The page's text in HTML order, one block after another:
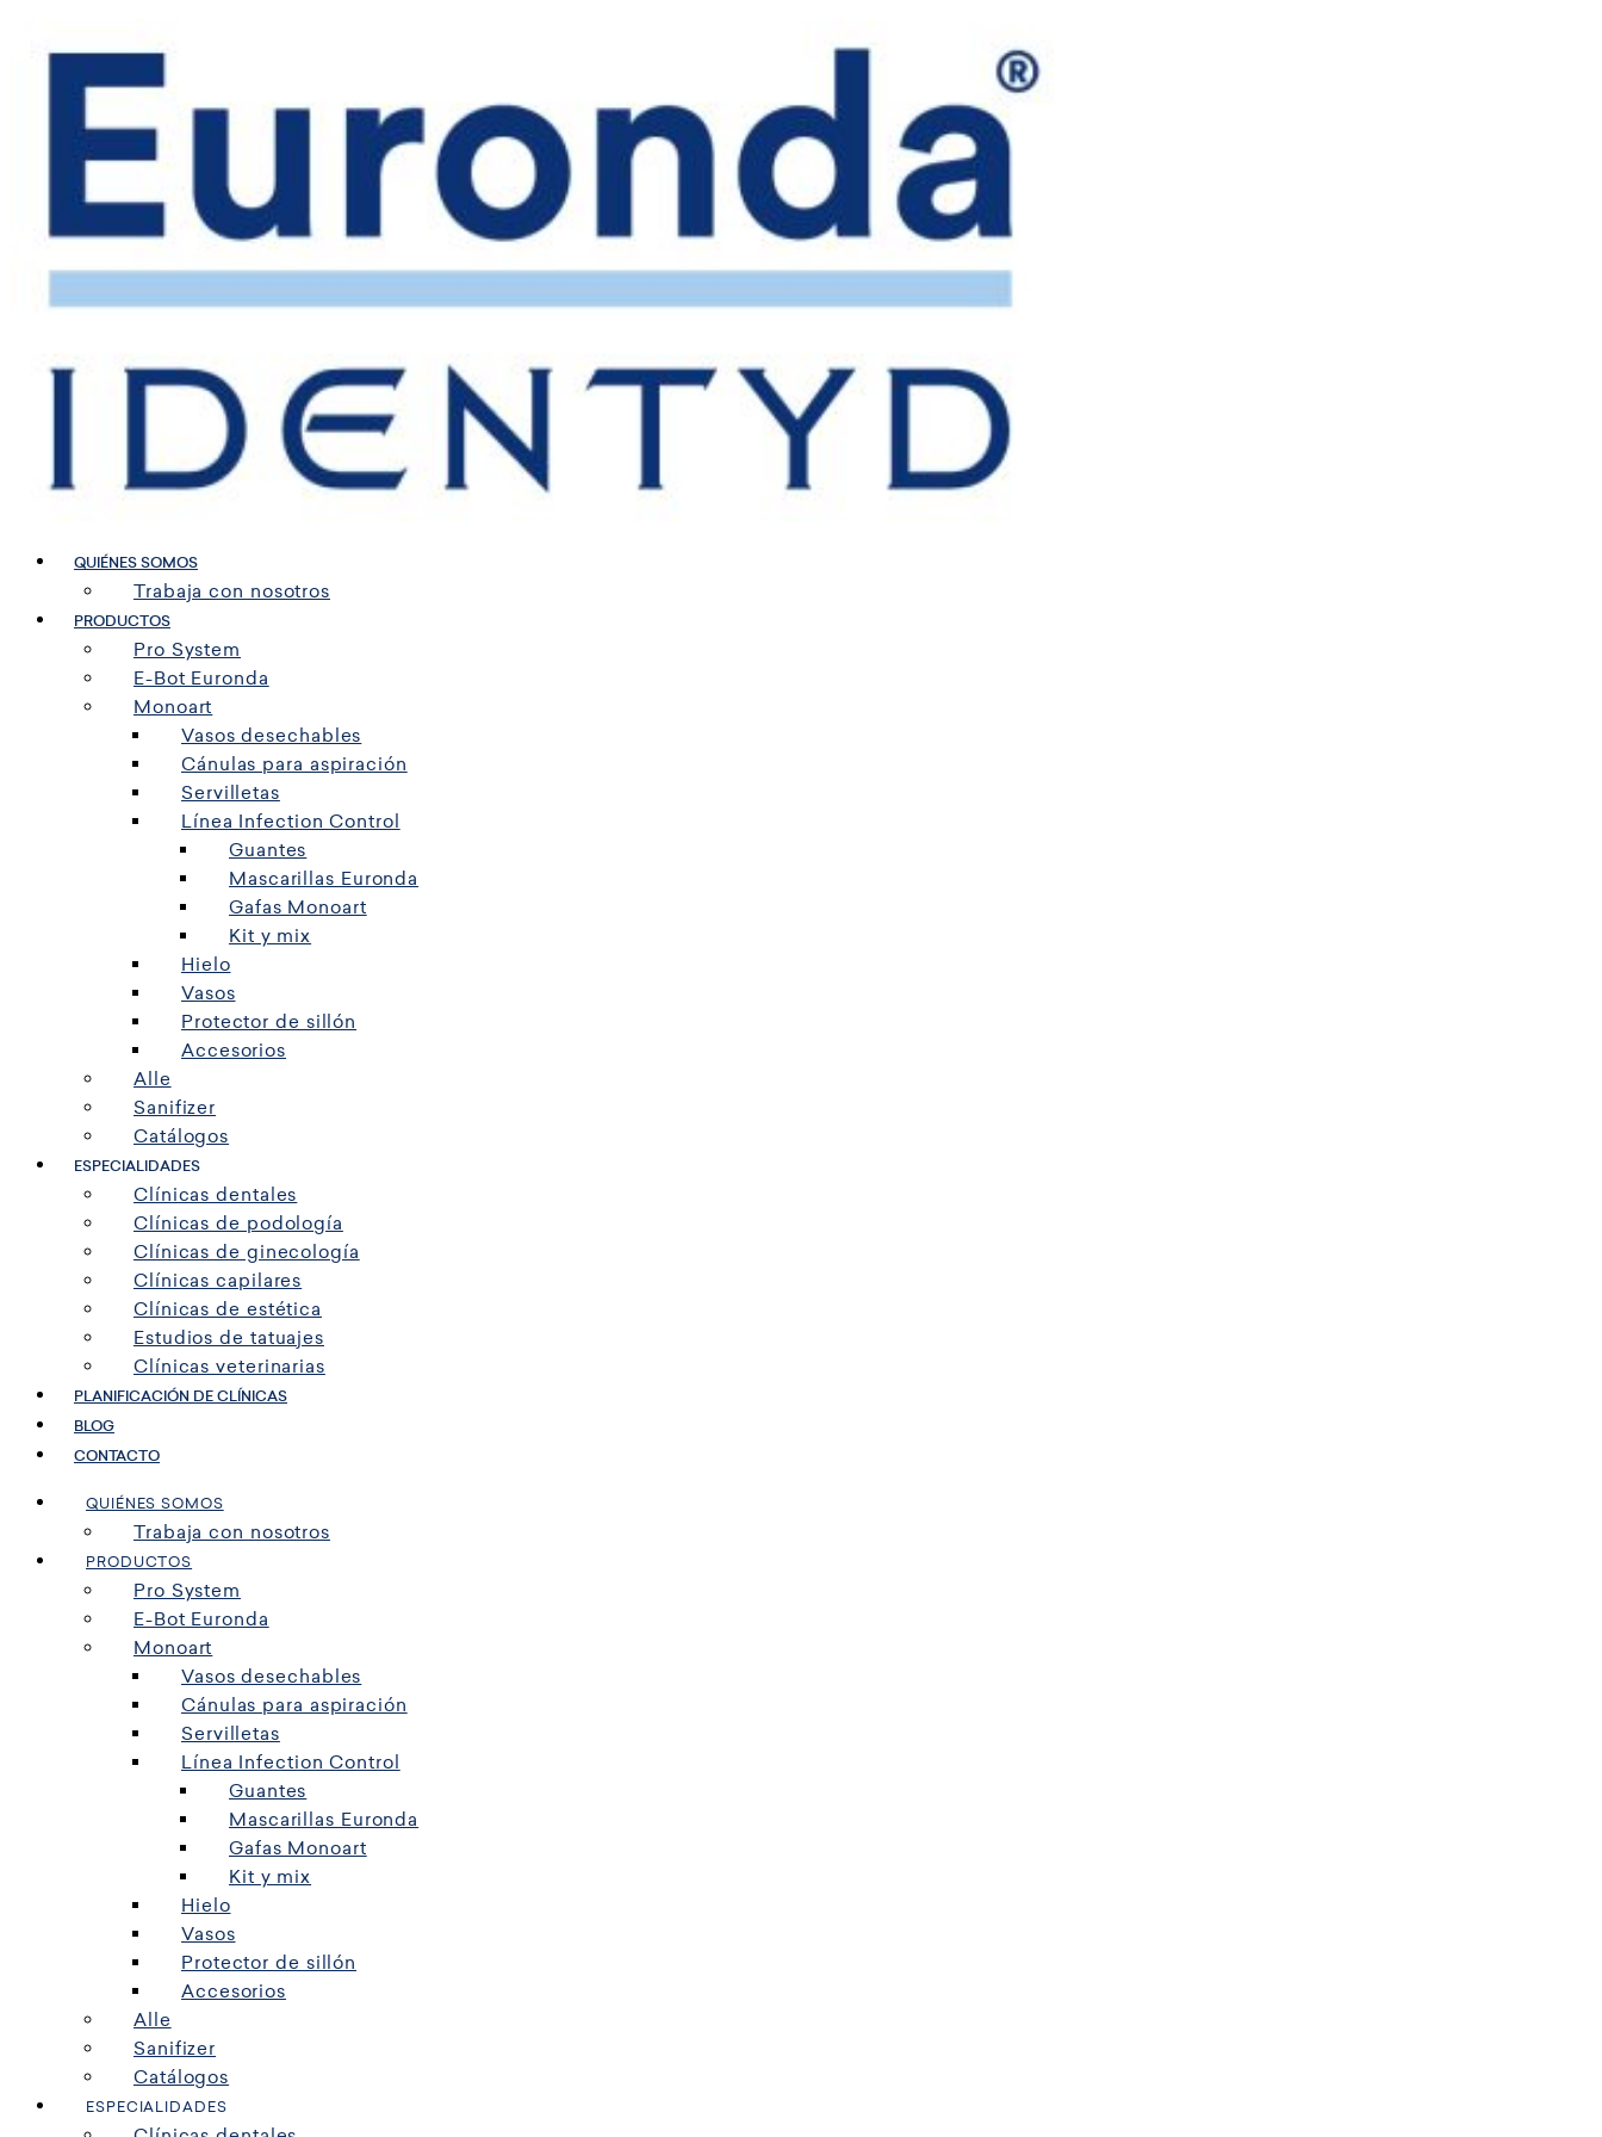
QUIÉNES SOMOS
Trabaja con nosotros
PRODUCTOS
Pro System
E-Bot Euronda
Monoart
Vasos desechables
Cánulas para aspiración
Servilletas
Línea Infection Control
Guantes
Mascarillas Euronda
Gafas Monoart
Kit y mix
Hielo
Vasos
Protector de sillón
Accesorios
Alle
Sanifizer
Catálogos
ESPECIALIDADES
Clínicas dentales
Clínicas de podología
Clínicas de ginecología
Clínicas capilares
Clínicas de estética
Estudios de tatuajes
Clínicas veterinarias
PLANIFICACIÓN DE CLÍNICAS
BLOG
CONTACTO
QUIÉNES SOMOS
Trabaja con nosotros
PRODUCTOS
Pro System
E-Bot Euronda
Monoart
Vasos desechables
Cánulas para aspiración
Servilletas
Línea Infection Control
Guantes
Mascarillas Euronda
Gafas Monoart
Kit y mix
Hielo
Vasos
Protector de sillón
Accesorios
Alle
Sanifizer
Catálogos
ESPECIALIDADES